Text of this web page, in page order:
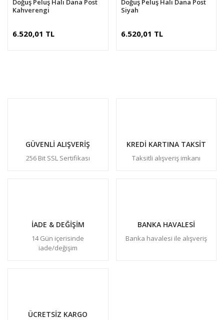
Doğuş Peluş Halı Dana Post
Kahverengi
6.520,01 TL
Doğuş Peluş Halı Dana Post
Siyah
6.520,01 TL
GÜVENLİ ALIŞVERİŞ
256 Bit SSL Sertifikası
KREDİ KARTINA TAKSİT
Taksitli alışveriş imkanı
İADE & DEĞİŞİM
14 Gün içerisinde
iade/değişim
BANKA HAVALESİ
Banka havalesi ile alışveriş
ÜCRETSİZ KARGO